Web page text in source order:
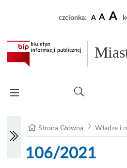
czcionka: A A A
Strona Główna Władze i
106/2021